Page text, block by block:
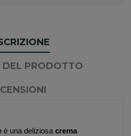
DEL PRODOTTO
è una deliziosa crema